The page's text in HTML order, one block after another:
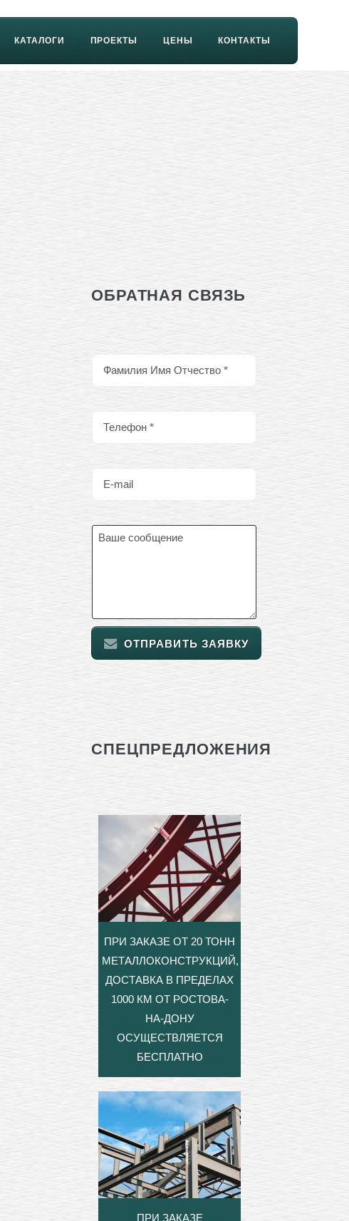
КАТАЛОГИ ПРОЕКТЫ ЦЕНЫ КОНТАКТЫ
ОБРАТНАЯ СВЯЗЬ
ОТПРАВИТЬ ЗАЯВКУ
СПЕЦПРЕДЛОЖЕНИЯ
ПРИ ЗАКАЗЕ ОТ 20 ТОНН
МЕТАЛЛОКОНСТРУКЦИЙ,
ДОСТАВКА В ПРЕДЕЛАХ
1000 КМ ОТ РОСТОВА-
НА-ДОНУ
ОСУЩЕСТВЛЯЕТСЯ
БЕСПЛАТНО
ПРИ ЗАКАЗЕ